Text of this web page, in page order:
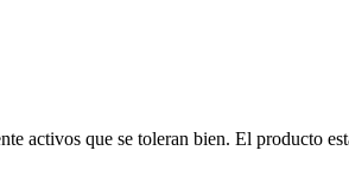
activos que se toleran bien. El producto